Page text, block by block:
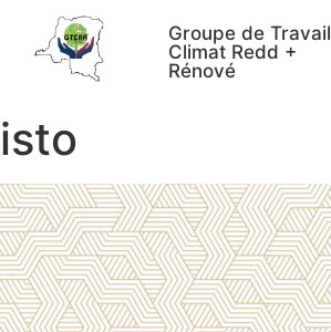
Groupe de Travail
Climat Redd +
Rénové
isto